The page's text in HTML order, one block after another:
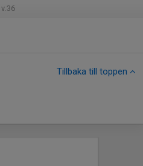
v.36
Tillbaka till toppen